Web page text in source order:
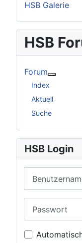
HSB Galerie
HSB
Forum
Index
Aktuell
Suche
HSB Login